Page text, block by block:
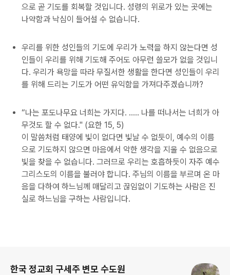
으로 곧 기도를 회복할 것입니다. 성령의 위로가 있는 곳에는
나약함과 낙심이 들어설 수 없습니다.
우리를 위한 성인들의 기도에 우리가 노력을 하지 않는다면 성
인들이 우리를 위해 기도해 주어도 아무런 쓸모가 없을 것입니
다. 우리가 욕망을 따라 무질서한 생활을 한다면 성인들이 우리
를 위해 드리는 기도가 어떤 유익함을 가져다주겠습니까?
“나는 포도나무요 너희는 가지다. ..… 나를 떠나서는 너희가 아
무것도 할 수 없다." (요한 15, 5)
이 말씀처럼 태양에 빛이 없다면 빛날 수 없듯이, 예수의 이름
으로 기도하지 않으면 마음에서 악한 생각을 지울 수 없음으로
빛을 찾을 수 없습니다. 그러므로 우리는 호흡하듯이 자주 예수
그리스도의 이름을 불러야 합니다. 주님의 이름을 부르며 온 마
음을 다하여 하느님께 매달리고 끊임없이 기도하는 사람은 진
실로 하느님을 구하는 사람입니다.
한국 정교회 구세주 변모 수도원